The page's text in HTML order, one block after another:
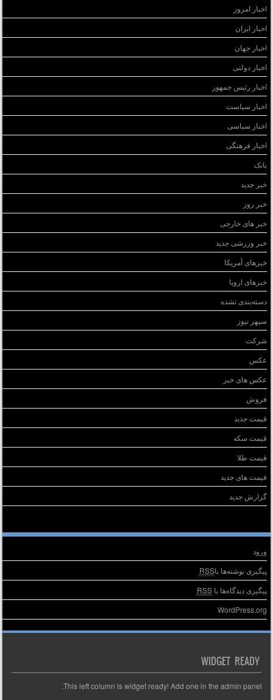
اخبار امروز
اخبار ایران
اخبار جهان
اخبار دولتی
اخبار رئیس جمهور
اخبار سیاست
اخبار سیاسی
اخبار فرهنگی
بانک
خبر جدید
خبر روز
خبر های خارجی
خبر ورزشی جدید
خبرهای آمریکا
خبرهای اروپا
دسته‌بندی نشده
سپهر نیوز
شرکت
عکس
عکس های خبر
فروش
قیمت جدید
قیمت سکه
قیمت طلا
قیمت های جدید
گزارش جدید
ورود
پیگیری نوشته‌ها باRSS
پیگیری دیدگاه‌ها باRSS
WordPress.org
WIDGET READY
This left column is widget ready! Add one in the admin panel.